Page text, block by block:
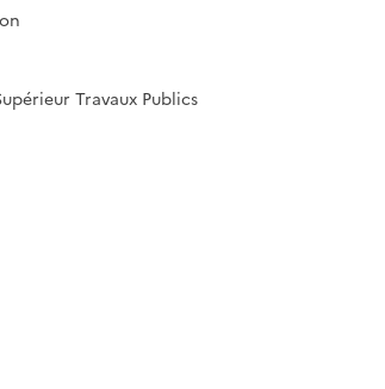
Travaux Publics